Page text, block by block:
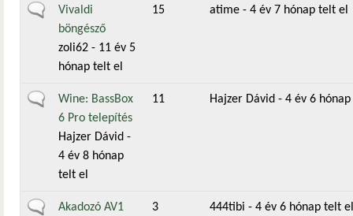
Általános téma
Vivaldi
böngésző
zoli62 - 11 év 5
hónap telt el
15 atime - 4 év 7 hónap telt el
Általános téma
Wine: BassBox
6 Pro telepítés
Hajzer Dávid -
4 év 8 hónap
telt el
11 Hajzer Dávid - 4 év 6
Általános téma
Akadozó AV1
3 444tibi - 4 év 6 hónap telt el